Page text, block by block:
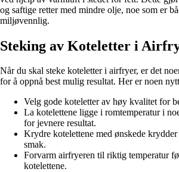
og saftige retter med mindre olje, noe som er
miljøvennlig.
Steking av Koteletter i
Når du skal steke koteletter i airfryer, er det
for å oppnå best mulig resultat. Her er noen
Velg gode koteletter av høy kvalitet for
La kotelettene ligge i romtemperatur i
for jevnere resultat.
Krydre kotelettene med ønskede
smak.
Forvarm airfryeren til riktig temperatur
kotelettene.